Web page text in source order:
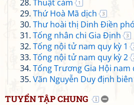
Thuật cảm 1
Thứ Hoà Mã dịch 3
Thư hoài thị Dinh Điền
Tống nhân chi Gia Định 3
Tống nội tử nam quy kỳ 1
Tống nội tử nam quy kỳ 2
Tống Trương Gia Hội nam
Vãn Nguyễn Duy định
TUYỂN TẬP CHUNG 1